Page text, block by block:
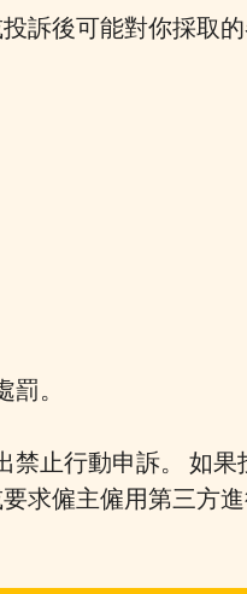
訴後可能對你採取
。
禁止行動申訴。 如
求僱主僱用第三方進